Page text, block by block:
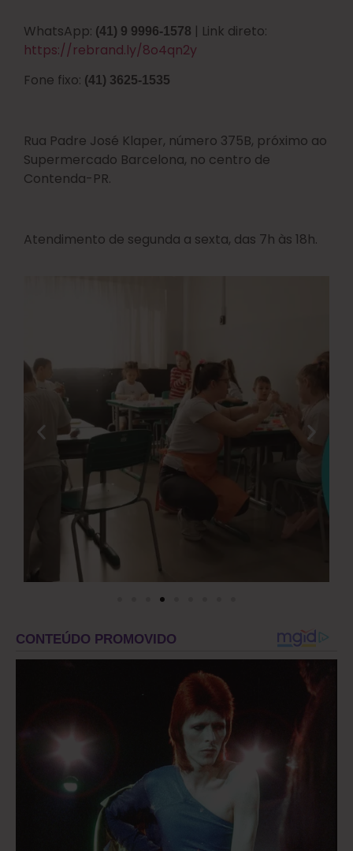
WhatsApp: (41) 9 9996-1578 | Link direto:
https://rebrand.ly/8o4qn2y
Fone fixo: (41) 3625-1535
Rua Padre José Klaper, número 375B, próximo ao
Supermercado Barcelona, no centro de
Contenda-PR.
Atendimento de segunda a sexta, das 7h às 18h.